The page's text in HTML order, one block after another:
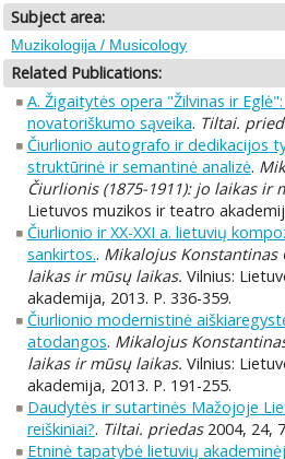
Subject area:
Muzikologija / Musicology
Related Publications:
A. Žigaitytės opera "Žilvinas ir
novatoriškumo sąveika. Tiltai.
Čiurlionio autografo ir dedikacijos
struktūrinė ir semantinė analizė.
Čiurlionis (1875-1911): jo laikas ir
Lietuvos muzikos ir teatro
Čiurlionio ir XX-XXI a. lietuvių
sankirtos.. Mikalojus Konstantinas
laikas ir mūsų laikas. Vilnius:
akademija, 2013. P. 336-359.
Čiurlionio modernistinė
atodangos. Mikalojus
laikas ir mūsų laikas. Vilnius:
akademija, 2013. P. 191-255.
Daudytės ir sutartinės Mažojoje
reiškiniai?. Tiltai. priedas2004, 24,
Etninė tapatybė lietuvių